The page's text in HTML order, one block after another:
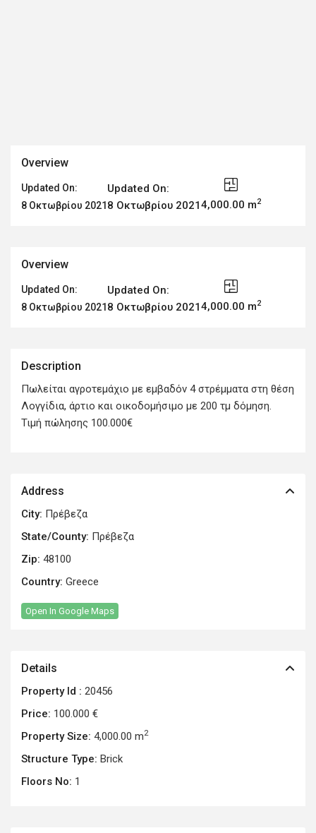
Overview
Updated On:
8 Οκτωβρίου 2021
Updated On:
8 Οκτωβρίου 20214,000.00 m2
Overview
Updated On:
8 Οκτωβρίου 2021
Updated On:
8 Οκτωβρίου 20214,000.00 m2
Description
Πωλείται αγροτεμάχιο με εμβαδόν 4 στρέμματα στη θέση
Λογγίδια, άρτιο και οικοδομήσιμο με 200 τμ δόμηση.
Τιμή πώλησης 100.000€
Address
City: Πρέβεζα
State/County: Πρέβεζα
Zip: 48100
Country: Greece
Open In Google Maps
Details
Property Id : 20456
Price: 100.000 €
Property Size: 4,000.00 m2
Structure Type: Brick
Floors No: 1